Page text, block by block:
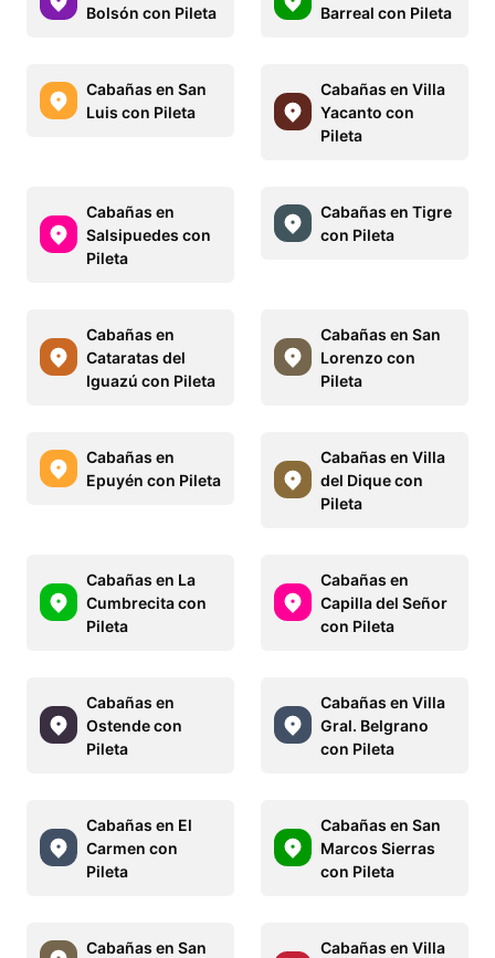
Bolsón con Pileta
Barreal con Pileta
Cabañas en San
Luis con Pileta
Cabañas en Villa
Yacanto con
Pileta
Cabañas en
Salsipuedes con
Pileta
Cabañas en Tigre
con Pileta
Cabañas en
Cataratas del
Iguazú con Pileta
Cabañas en San
Lorenzo con
Pileta
Cabañas en
Epuyén con Pileta
Cabañas en Villa
del Dique con
Pileta
Cabañas en La
Cumbrecita con
Pileta
Cabañas en
Capilla del Señor
con Pileta
Cabañas en
Ostende con
Pileta
Cabañas en Villa
Gral. Belgrano
con Pileta
Cabañas en El
Carmen con
Pileta
Cabañas en San
Marcos Sierras
con Pileta
Cabañas en San
Cabañas en Villa